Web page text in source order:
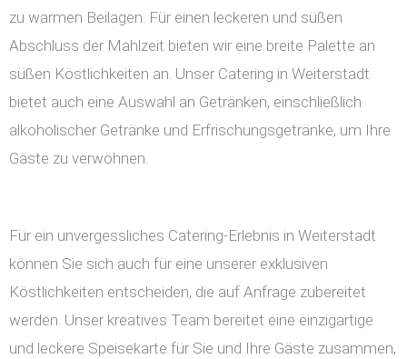
zu warmen Beilagen. Für einen leckeren und süßen
Abschluss der Mahlzeit bieten wir eine breite Palette an
süßen Köstlichkeiten an. Unser Catering in Weiterstadt
bietet auch eine Auswahl an Getränken, einschließlich
alkoholischer Getränke und Erfrischungsgetränke, um Ihre
Gäste zu verwöhnen.
Für ein unvergessliches Catering-Erlebnis in Weiterstadt
können Sie sich auch für eine unserer exklusiven
Köstlichkeiten entscheiden, die auf Anfrage zubereitet
werden. Unser kreatives Team bereitet eine einzigartige
und leckere Speisekarte für Sie und Ihre Gäste zusammen,